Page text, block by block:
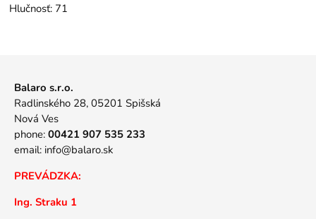
Hlučnosť: 71
Balaro s.r.o.
Radlinského 28, 05201 Spišská
Nová Ves
phone: 00421 907 535 233
email: info@balaro.sk
PREVÁDZKA:
Ing. Straku 1